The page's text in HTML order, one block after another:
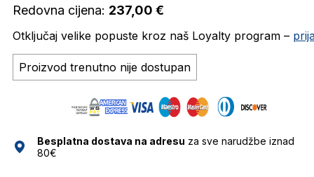
Redovna cijena: 237,00 €
Otključaj velike popuste kroz naš Loyalty program –
Proizvod trenutno nije dostupan
Besplatna dostava na adresu za sve narudžbe iznad
80€